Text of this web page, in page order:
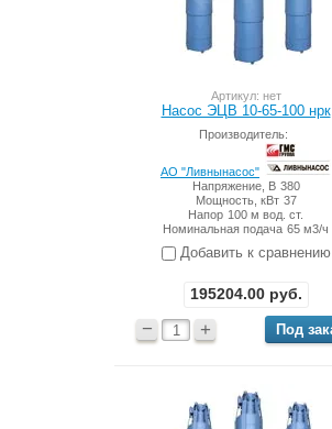
Артикул: нет
Насос ЭЦВ 10-65-100 нрк
Производитель:
АО "Ливнынасос"
Напряжение, В 380
Мощность, кВт 37
Напор 100 м вод. ст.
Номинальная подача 65 м3/ч
Добавить к сравнению
195204.00руб.
− +